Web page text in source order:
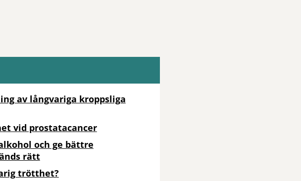
av långvariga kroppsliga
vid prostatacancer
och ge bättre
rätt
trötthet?